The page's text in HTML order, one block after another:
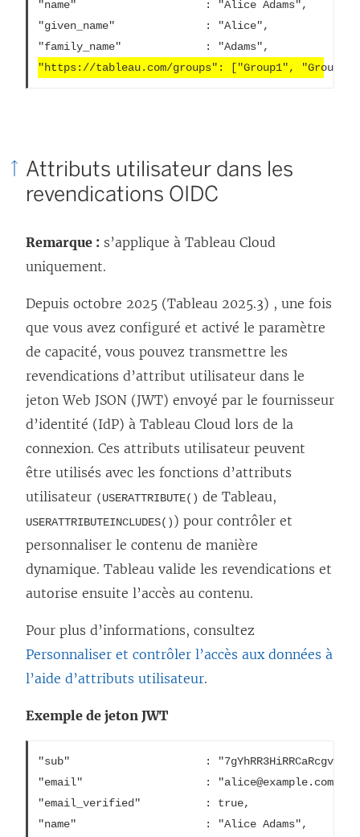
"name"                    : "Alice Adams",
"given_name"              : "Alice",
"https://tableau.com/groups": ["Group1", "Group2"]
Attributs utilisateur dans les
revendications OIDC
Remarque : s’applique à Tableau Cloud
uniquement.
Depuis octobre 2025 (Tableau 2025.3) , une fois
que vous avez configuré et activé le paramètre
de capacité, vous pouvez transmettre les
revendications d’attribut utilisateur dans le
jeton Web JSON (JWT) envoyé par le fournisseur
d’identité (IdP) à Tableau Cloud lors de la
connexion. Ces attributs utilisateur peuvent
être utilisés avec les fonctions d’attributs
utilisateur (USERATTRIBUTE() de Tableau,
USERATTRIBUTEINCLUDES()) pour contrôler et
personnaliser le contenu de manière
dynamique. Tableau valide les revendications et
autorise ensuite l’accès au contenu.
Pour plus d’informations, consultez
Personnaliser et contrôler l’accès aux données à
l’aide d’attributs utilisateur.
Exemple de jeton JWT
"sub"                     :
"email"                   : "alice@example.com",
"email_verified"          : true,
"name"                    : "Alice Adams",